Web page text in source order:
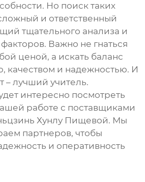
Но поиск таких
и ответственный
тщательного анализа и
Важно не гнаться
ценой, а искать баланс
качеством и надежностью. И
– лучший учитель.
интересно посмотреть
работе с поставщиками
Хунлу Пищевой. Мы
партнеров, чтобы
и оперативность